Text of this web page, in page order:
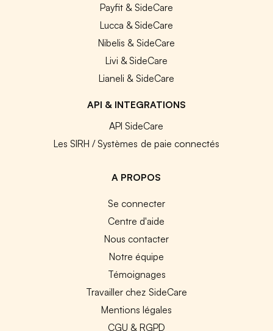
Payfit & SideCare
Lucca & SideCare
Nibelis & SideCare
Livi & SideCare
Lianeli & SideCare
API & INTEGRATIONS
API SideCare
Les SIRH / Systèmes de paie connectés
A PROPOS
Se connecter
Centre d'aide
Nous contacter
Notre équipe
Témoignages
Travailler chez SideCare
Mentions légales
CGU & RGPD